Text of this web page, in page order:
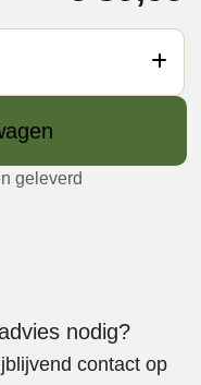
geleverd
nodig?
contact op